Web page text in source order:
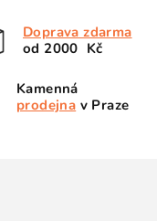
Doprava zdarma
od 2000 Kč
Kamenná
prodejna v Praze